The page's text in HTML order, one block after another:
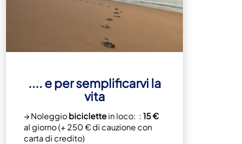
.... e per semplificarvi la
vita
→ Noleggiobiciclettein loco: : 15 €
al giorno (+ 250 € di cauzione con
carta di credito)